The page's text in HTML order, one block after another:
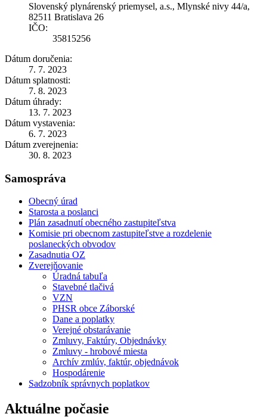
Slovenský plynárenský priemysel, a.s., Mlynské nivy 44/a,
82511 Bratislava 26
IČO:
35815256
Dátum doručenia:
7. 7. 2023
Dátum splatnosti:
7. 8. 2023
Dátum úhrady:
13. 7. 2023
Dátum vystavenia:
6. 7. 2023
Dátum zverejnenia:
30. 8. 2023
Samospráva
Obecný úrad
Starosta a poslanci
Plán zasadnutí obecného zastupiteľstva
Komisie pri obecnom zastupiteľstve a rozdelenie
poslaneckých obvodov
Zasadnutia OZ
Zverejňovanie
Úradná tabuľa
Stavebné tlačivá
VZN
PHSR obce Záborské
Dane a poplatky
Verejné obstarávanie
Zmluvy, Faktúry, Objednávky
Zmluvy - hrobové miesta
Archív zmlúv, faktúr, objednávok
Hospodárenie
Sadzobník správnych poplatkov
Aktuálne počasie